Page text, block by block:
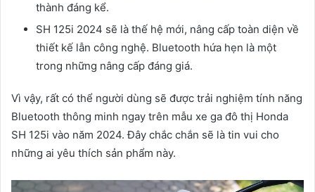
thành đáng kể.
SH 125i 2024 sẽ là thế hệ mới, nâng cấp toàn diện về
thiết kế lẫn công nghệ. Bluetooth hứa hẹn là một
trong những nâng cấp đáng giá.
Vì vậy, rất có thể người dùng sẽ được trải nghiệm tính năng
Bluetooth thông minh ngay trên mẫu xe ga đô thị Honda
SH 125i vào năm 2024. Đây chắc chắn sẽ là tin vui cho
những ai yêu thích sản phẩm này.